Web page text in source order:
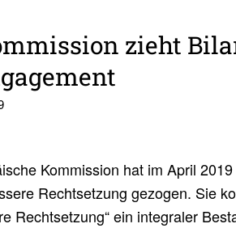
zieht
Kommission hat im April
Rechtsetzung gezogen. Sie
Rechtsetzung“ ein integraler